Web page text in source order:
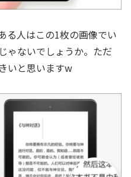
る人はこの1枚の画像でい
ゃないでしょうか。ただ
いと思いますw